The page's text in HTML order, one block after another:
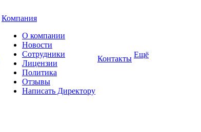
Компания
О компании
Новости
Сотрудники
Лицензии
Политика
Отзывы
Написать Директору
Контакты Ещё